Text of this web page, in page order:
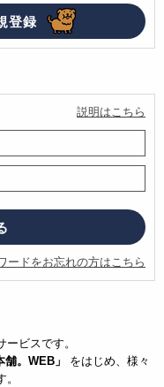
説明はこちら
ードをお忘れの方はこちら
ービスです。
舗。WEB」 をはじめ、様々